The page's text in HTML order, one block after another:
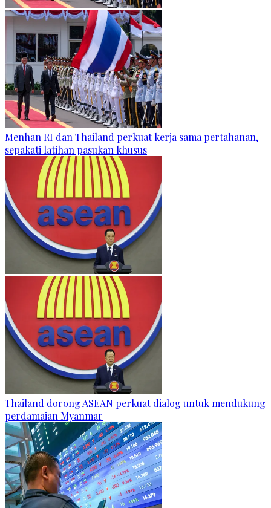
Menhan RI dan Thailand perkuat kerja sama pertahanan,
sepakati latihan pasukan khusus
Thailand dorong ASEAN perkuat dialog untuk mendukung
perdamaian Myanmar